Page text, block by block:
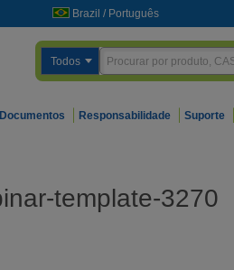
Brazil / Português
Todos
Documentos Responsabilidade Suporte